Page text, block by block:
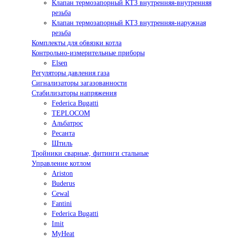
Клапан термозапорный КТЗ внутренняя-внутренняя
резьба
Клапан термозапорный КТЗ внутренняя-наружная
резьба
Комплекты для обвязки котла
Контрольно-измерительные приборы
Elsen
Регуляторы давления газа
Сигнализаторы загазованности
Стабилизаторы напряжения
Federica Bugatti
TEPLOCOM
Альбатрос
Ресанта
Штиль
Тройники сварные, фитинги стальные
Управление котлом
Ariston
Buderus
Cewal
Fantini
Federica Bugatti
Imit
MyHeat